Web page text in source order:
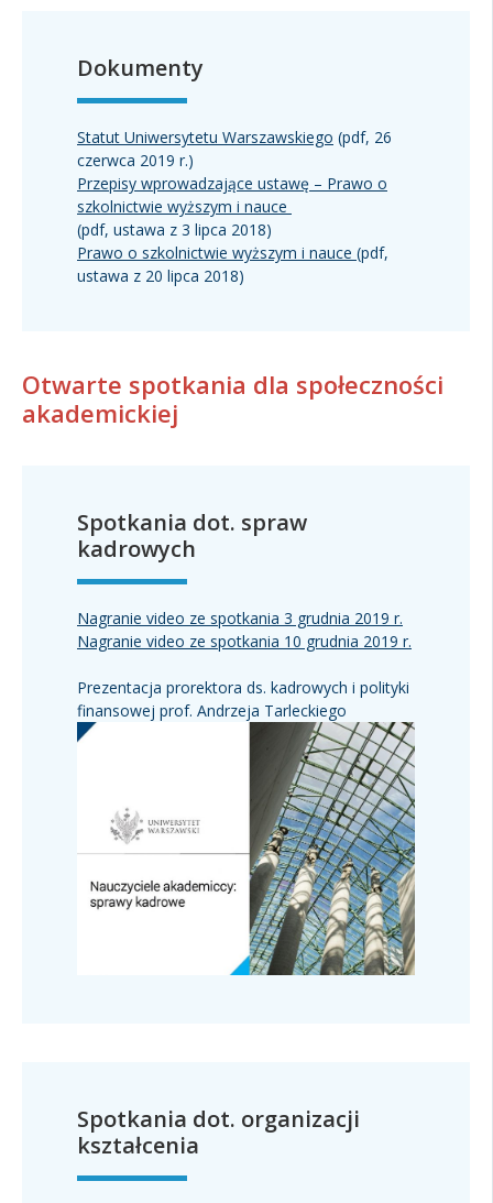
Absolwent
Dokumenty
Statut Uniwersytetu Warszawskiego (pdf, 26
czerwca 2019 r.)
Przepisy wprowadzające ustawę – Prawo o
szkolnictwie wyższym i nauce
(pdf, ustawa z 3 lipca 2018)
Prawo o szkolnictwie wyższym i nauce (pdf,
ustawa z 20 lipca 2018)
Otwarte spotkania dla społeczności
akademickiej
Spotkania dot. spraw
kadrowych
Nagranie video ze spotkania 3 grudnia 2019 r.
Nagranie video ze spotkania 10 grudnia 2019 r.
Prezentacja prorektora ds. kadrowych i polityki
finansowej prof. Andrzeja Tarleckiego
Spotkania dot. organizacji
kształcenia